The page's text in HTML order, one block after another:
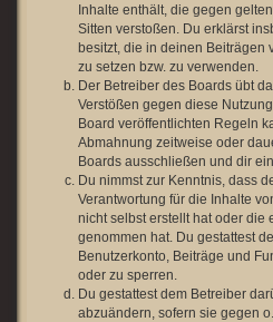
Inhalte enthält, die gegen
Sitten verstoßen. Du erklärst
besitzt, die in deinen Beiträgen
zu setzen bzw. zu verwenden.
Der Betreiber des Boards übt
Verstößen gegen diese
Board veröffentlichten Regeln
Abmahnung zeitweise oder
Boards ausschließen und dir
Du nimmst zur Kenntnis, dass
Verantwortung für die Inhalte
nicht selbst erstellt hat oder die
genommen hat. Du gestattest
Benutzerkonto, Beiträge und
oder zu sperren.
Du gestattest dem Betreiber
abzuändern, sofern sie gegen